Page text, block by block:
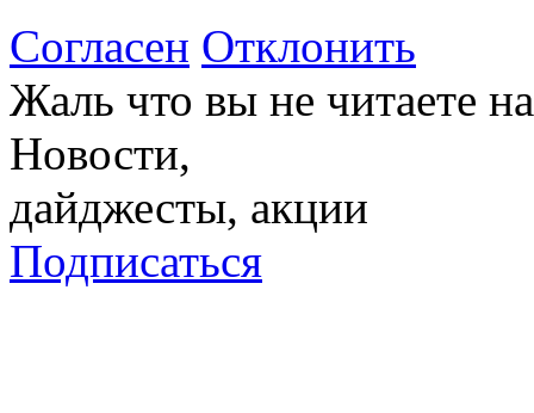
Согласен Отклонить
Жаль что вы не читаете
Новости,
дайджесты, акции
Подписаться